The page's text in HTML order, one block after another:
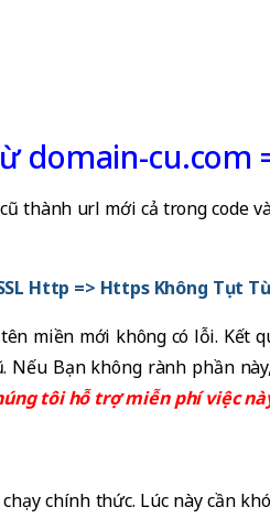
domain-cu.com
thành url mới cả trong code
Http => Https Không Tụt
miền mới không có lỗi. Kết
Nếu Bạn không rành phần
tôi hỗ trợ miễn phí việc
chính thức. Lúc này cần